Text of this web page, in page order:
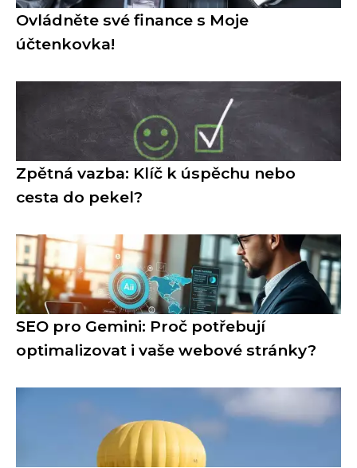
Ovládněte své finance s Moje
účtenkovka!
Zpětná vazba: Klíč k úspěchu nebo
cesta do pekel?
SEO pro Gemini: Proč potřebují
optimalizovat i vaše webové stránky?